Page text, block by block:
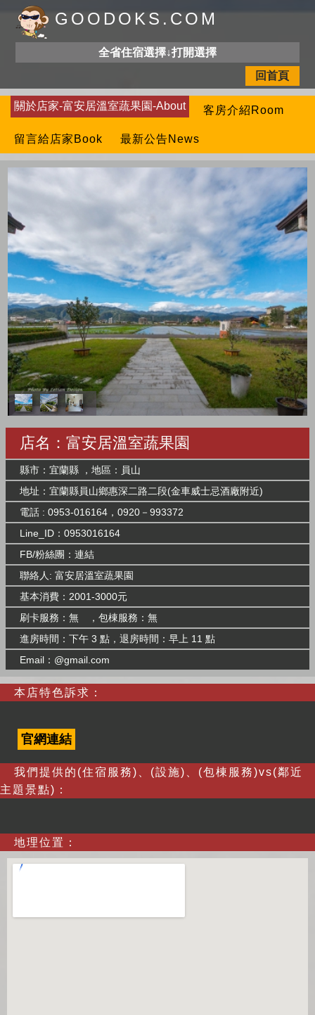
GOODOKS.COM
全省住宿選擇↓打開選擇
回首頁
關於店家-富安居溫室蔬果園-About 客房介紹Room
留言給店家Book 最新公告News
店名：富安居溫室蔬果園
縣市：宜蘭縣 ，地區：員山
地址：宜蘭縣員山鄉惠深二路二段(金車威士忌酒廠附近)
電話 : 0953-016164，0920－993372
Line_ID：0953016164
FB/粉絲團： 連結
聯絡人: 富安居溫室蔬果園
基本消費：2001-3000元
刷卡服務：無 ，包棟服務：無
進房時間：下午 3 點，退房時間：早上 11 點
Email：@gmail.com
本店特色訴求：
官網連結
我們提供的(住宿服務)、(設施)、(包棟服務)vs(鄰近
主題景點)：
地理位置：